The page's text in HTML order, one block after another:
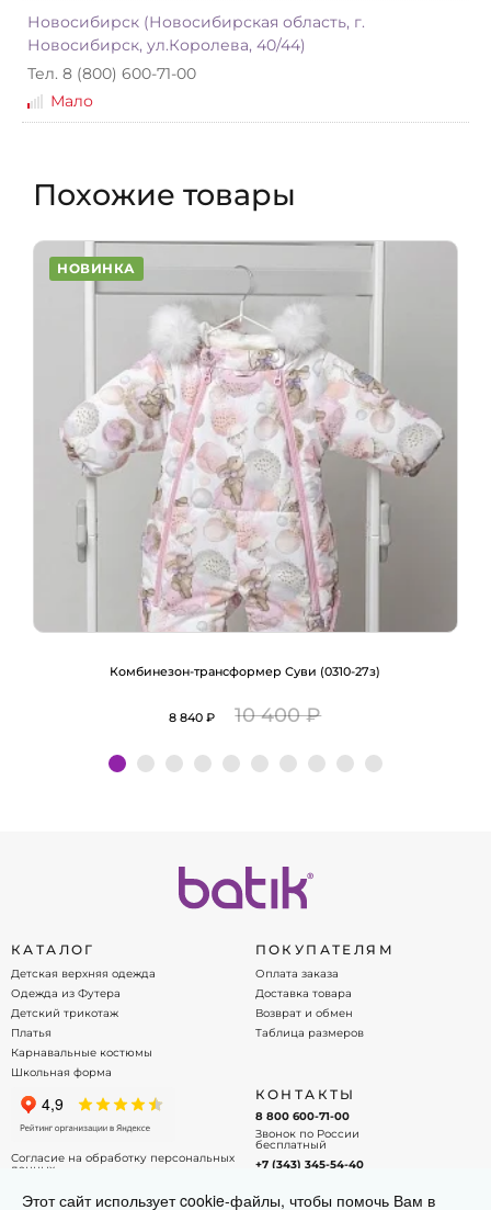
Новосибирск (Новосибирская область, г.
Новосибирск, ул.Королева, 40/44)
Тел. 8 (800) 600-71-00
Мало
Похожие товары
НОВИНКА
Комбинезон-трансформер Суви (0310-27з)
8 840 ₽ 10 400 ₽
Подробнее
КАТАЛОГ
Детская верхняя одежда
Одежда из Футера
Детский трикотаж
Платья
Карнавальные костюмы
Школьная форма
ПОКУПАТЕЛЯМ
Оплата заказа
Доставка товара
Возврат и обмен
Таблица размеров
Согласие на обработку персональных
данных
КОНТАКТЫ
8 800 600-71-00
Звонок по России
бесплатный
+7 (343) 345-54-40
info@batik.ru
Этот сайт использует cookie-файлы, чтобы помочь Вам в